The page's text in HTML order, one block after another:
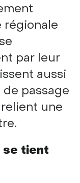
par leur
aussi
passage
une
se tient